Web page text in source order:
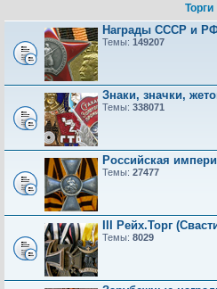
Торги
Награды СССР и
Темы: 149207
Знаки, значки,
Темы: 338071
Российская
Темы: 27477
III Рейх.Торг
Темы: 8029